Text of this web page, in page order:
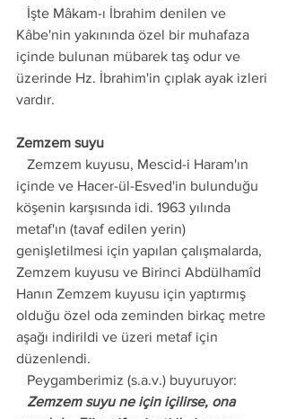
Kâbe'nin yakınında özel bir muhafaza
içinde bulunan mübarek taş odur ve
üzerinde Hz. İbrahim'in çıplak ayak izleri
vardır.
Zemzem suyu
içinde ve Hacer-ül-Esved'in bulunduğu
köşenin karşısında idi. 1963 yılında
metaf'ın (tavaf edilen yerin)
genişletilmesi için yapılan çalışmalarda,
Zemzem kuyusu ve Birinci Abdülhamîd
Hanın Zemzem kuyusu için yaptırmış
olduğu özel oda zeminden birkaç metre
aşağı indirildi ve üzeri metaf için
düzenlendi.
   Peygamberimiz (s.a.v.) buyuruyor: